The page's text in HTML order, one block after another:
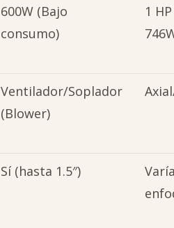
600W (Bajo
consumo)
1
Ventilador/Soplador
(Blower)
Sí (hasta 1.5″)